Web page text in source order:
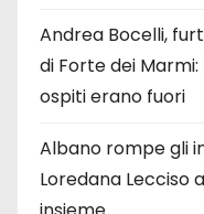
Andrea Bocelli,
di Forte dei
ospiti erano fuori
Albano rompe gli
Loredana Lecciso